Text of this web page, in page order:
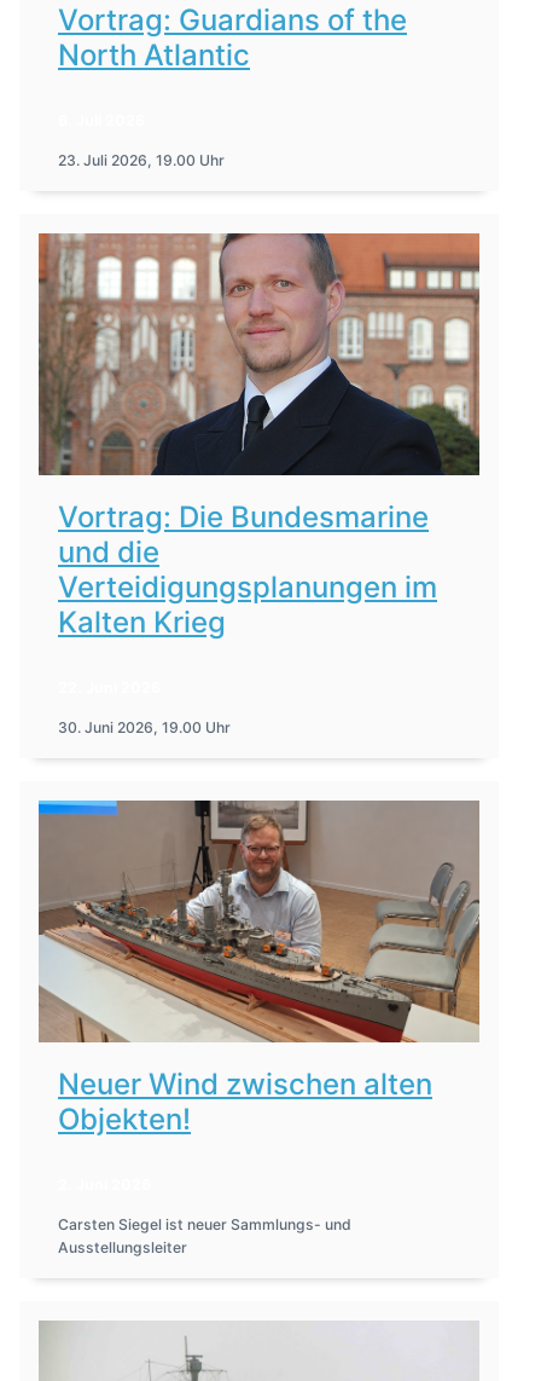
Vortrag: Guardians of the
North Atlantic
23. Juli 2026, 19.00 Uhr
Vortrag: Die Bundesmarine
und die
Verteidigungsplanungen im
Kalten Krieg
30. Juni 2026, 19.00 Uhr
Neuer Wind zwischen alten
Objekten!
Carsten Siegel ist neuer Sammlungs- und
Ausstellungsleiter